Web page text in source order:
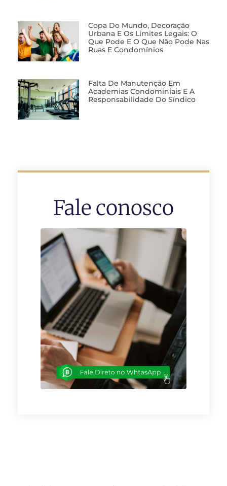
Copa Do Mundo, Decoração
Urbana E Os Limites Legais: O
Que Pode E O Que Não Pode Nas
Ruas E Condomínios
Falta De Manutenção Em
Academias Condominiais E A
Responsabilidade Do Síndico
Fale conosco